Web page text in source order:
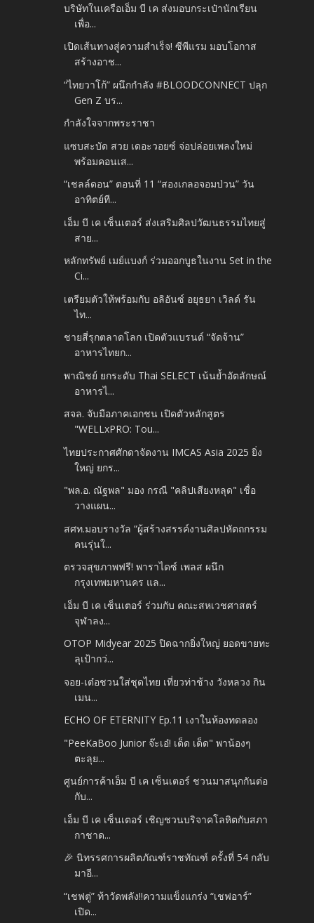
บริษัทในเครือเอ็ม บี เค ส่งมอบกระเป๋านักเรียน
เพื่อ...
เปิดเส้นทางสู่ความสำเร็จ! ซีพีแรม มอบโอกาส
สร้างอาช...
“ไทยวาโก้” ผนึกกำลัง #BLOODCONNECT ปลุก
Gen Z บร...
กำลังใจจากพระราชา
แซบสะบัด สวย เดอะวอยซ์ จ่อปล่อยเพลงใหม่
พร้อมคอนเส...
“เชลล์ดอน” ตอนที่ 11 “สองเกลอจอมป่วน” วัน
อาทิตย์ที...
เอ็ม บี เค เซ็นเตอร์ ส่งเสริมศิลปวัฒนธรรมไทยสู่
สาย...
หลักทรัพย์ เมย์แบงก์ ร่วมออกบูธในงาน Set in the
Ci...
เตรียมตัวให้พร้อมกับ อลิอันซ์ อยุธยา เวิลด์ รัน
ไท...
ชายสี่รุกตลาดโลก เปิดตัวแบรนด์ “จัดจ้าน”
อาหารไทยก...
พาณิชย์ ยกระดับ Thai SELECT เน้นย้ำอัตลักษณ์
อาหารไ...
สจล. จับมือภาคเอกชน เปิดตัวหลักสูตร
"WELLxPRO: Tou...
ไทยประกาศศักดาจัดงาน IMCAS Asia 2025 ยิ่ง
ใหญ่ ยกร...
"พล.อ. ณัฐพล" มอง กรณี "คลิปเสียงหลุด" เชื่อ
วางแผน...
สศท.มอบรางวัล “ผู้สร้างสรรค์งานศิลปหัตถกรรม
คนรุ่นใ...
ตรวจสุขภาพฟรี! พาราไดซ์ เพลส ผนึก
กรุงเทพมหานคร แล...
เอ็ม บี เค เซ็นเตอร์ ร่วมกับ คณะสหเวชศาสตร์
จุฬาลง...
OTOP Midyear 2025 ปิดฉากยิ่งใหญ่ ยอดขายทะ
ลุเป้ากว่...
จอย-เต๋อชวนใส่ชุดไทย เที่ยวท่าช้าง วังหลวง กิน
เมน...
ECHO OF ETERNITY Ep.11 เงาในห้องทดลอง
"PeeKaBoo Junior จ๊ะเอ๋! เด็ด เด็ด" พาน้องๆ
ตะลุย...
ศูนย์การค้าเอ็ม บี เค เซ็นเตอร์ ชวนมาสนุกกันต่อ
กับ...
เอ็ม บี เค เซ็นเตอร์ เชิญชวนบริจาคโลหิตกับสภา
กาชาด...
🎉 นิทรรศการผลิตภัณฑ์ราชทัณฑ์ ครั้งที่ 54 กลับ
มาอี...
“เชฟตู่” ท้าวัดพลัง!!ความแข็งแกร่ง “เชฟอาร์”
เปิด...